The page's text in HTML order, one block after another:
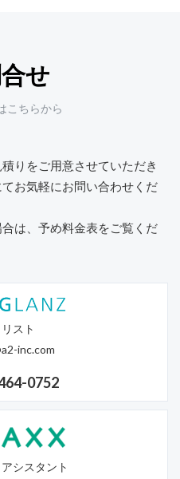
せ
こちらから
りをご用意させていただき
お気軽にお問い合わせくだ
は、予め料金表をご覧くだ
スト
inc.com
0752
シスタント